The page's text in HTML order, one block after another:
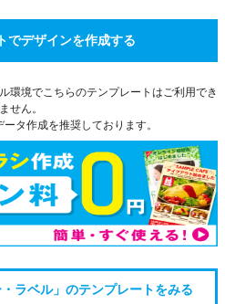
でデザインを作成する
環境でこちらのテンプレートはご利用でき
ません。
タ作成を推奨しております。
ラベル」のテンプレートをみる